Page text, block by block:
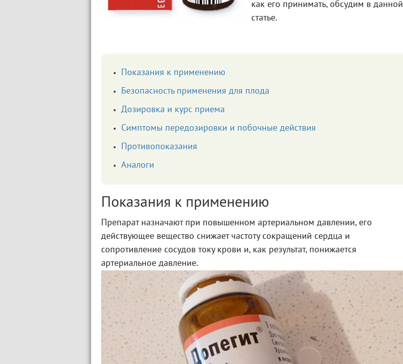
как его принимать, обсудим в данной
статье.
Показания к применению
Безопасность применения для плода
Дозировка и курс приема
Симптомы передозировки и побочные действия
Противопоказания
Аналоги
Показания к применению
Препарат назначают при повышенном артериальном давлении, его
действующее вещество снижает частоту сокращений сердца и
сопротивление сосудов току крови и, как результат, понижается
артериальное давление.